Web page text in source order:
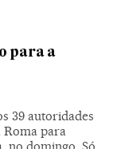
para a
39 autoridades
Roma para